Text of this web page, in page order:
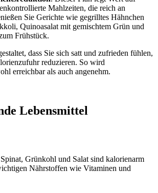
Mahlzeiten, die reich an
Sie Gerichte wie gegrilltes Hähnchen
Quinoasalat mit gemischtem Grün und
Frühstück.
dass Sie sich satt und zufrieden fühlen,
reduzieren. So wird
erreichbar als auch angenehm.
Lebensmittel
Spinat, Grünkohl und Salat sind kalorienarm
Nährstoffen wie Vitaminen und